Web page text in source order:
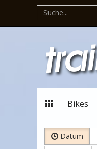
Bikes
Datum